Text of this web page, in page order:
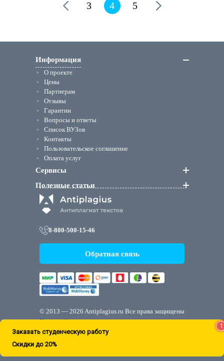
3 4 5
8-800-500-15-46
Обратная связь
© 2013 — 2026 Antiplagius.ru Все права защищены
Карта сайта
Информация
О проекте
Цены
Партнерам
Отзывы
Гарантии
Вопросы и ответы
Список ВУЗов
Контакты
Пользовательское соглашение
Оплата услуг
Сервисы
Полезные статьи
ООО «Электрокасса» ИНН 3662996283, ОГРН 115366802376 Адрес: 394018, ВОРОНЕЖСКАЯ
Заказать студенческую работу
Скидки до 20%
1